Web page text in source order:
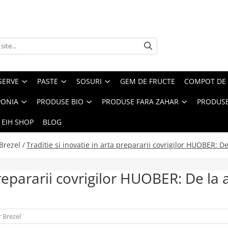
PASTE SOSURI GEM DE FRUCTE COMPOT DE
PRODUSE BIO PRODUSE FARA ZAHAR
SHOP BLOG
/Traditie si inovatie in arta prepararii covrigilor HUOBER:
covrigilor HUOBER: De la